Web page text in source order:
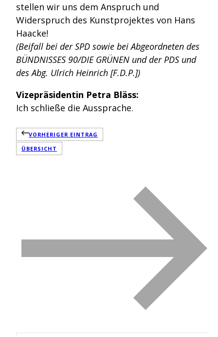
stellen wir uns dem Anspruch und
Widerspruch des Kunstprojektes von Hans
Haacke!
(Beifall bei der SPD sowie bei Abgeordneten des
BÜNDNISSES 90/DIE GRÜNEN und der PDS und
des Abg. Ulrich Heinrich [F.D.P.])
Vizepräsidentin Petra Bläss:
Ich schließe die Aussprache.
VORHERIGER EINTRAG
ÜBERSICHT